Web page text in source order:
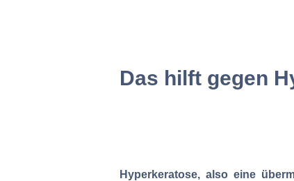
Das hilft gegen
Hyperkeratose, also eine